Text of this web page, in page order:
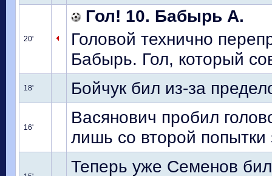
20'
Гол! 10. Бабырь А.
Головой технично
Бабырь. Гол, который
18' Бойчук бил из-за
16'
Васянович пробил
лишь со второй
Теперь уже Семенов